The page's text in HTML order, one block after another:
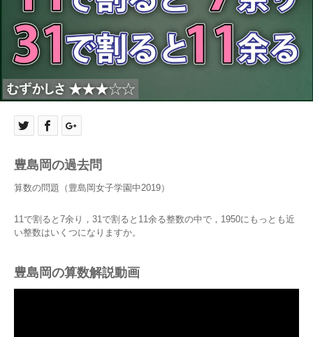
豊島岡の過去問
算数の問題（豊島岡女子学園中2019）
11で割ると7余り，31で割ると11余る整数の中で，1950にもっとも近
い整数はいくつになりますか。
豊島岡の算数解説動画